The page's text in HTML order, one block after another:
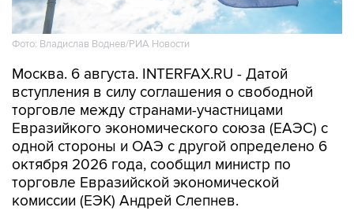
Фото: Владислав Воднев/РИА Новости
Москва. 6 августа. INTERFAX.RU - Датой
вступления в силу соглашения о свободной
торговле между странами-участницами
Евразийкого экономического союза (ЕАЭС) с
одной стороны и ОАЭ с другой определено 6
октября 2026 года, сообщил министр по
торговле Евразийской экономической
комиссии (ЕЭК) Андрей Слепнев.